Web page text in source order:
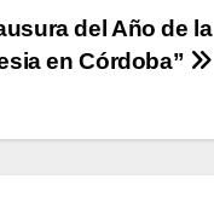
del Año de la
en Córdoba”